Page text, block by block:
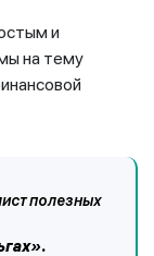
и
на тему
полезных